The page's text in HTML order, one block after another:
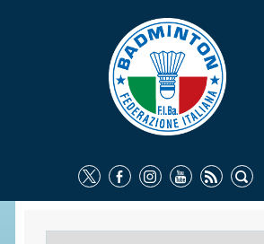
FEDERAZIONE
IDENTITÀ
COMMISSIONI
ORGANI
SOCIETÀ